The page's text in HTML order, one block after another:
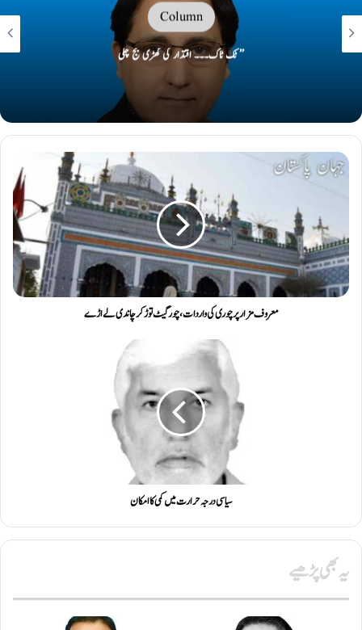
Column
’’ ٹک ٹاک۔۔۔ اقتدار کی گھڑی بج چکی
معروف مزار پر چوری کی واردات، چورگیٹ توڑ کر چاندی لے اڑے
سیاسی درجہ حرارت میں کمی کا امکان
یہ بھی پڑھیے